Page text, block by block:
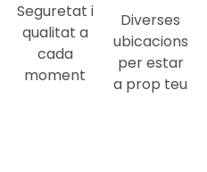
Seguretat i
qualitat a
cada
moment
Diverses
ubicacions
per estar
a prop teu